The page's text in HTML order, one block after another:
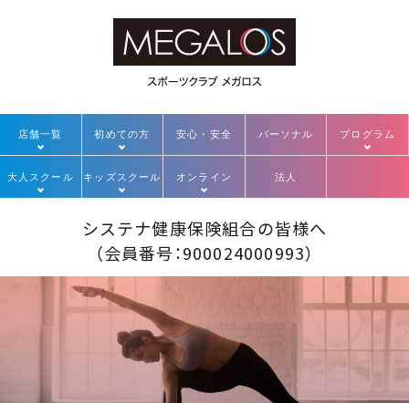
店舗一覧 初めての方 安心・安全 パーソナル プログラム
大人スクール キッズスクール オンライン 法人
システナ健康保険組合の皆様へ
（会員番号：900024000993）